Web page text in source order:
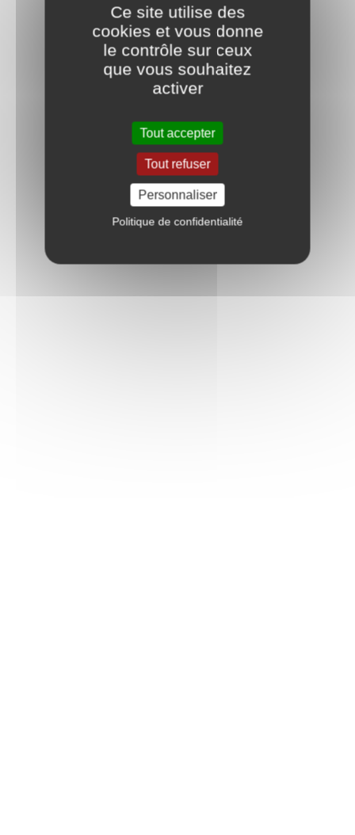
Ce site utilise des
cookies et vous donne
le contrôle sur ceux
que vous souhaitez
activer
Tout accepter
Tout refuser
Personnaliser
Politique de confidentialité